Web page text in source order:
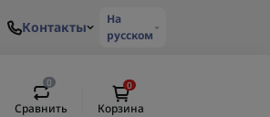
Контакты
На
русском
0
Сравнить
0
Корзина